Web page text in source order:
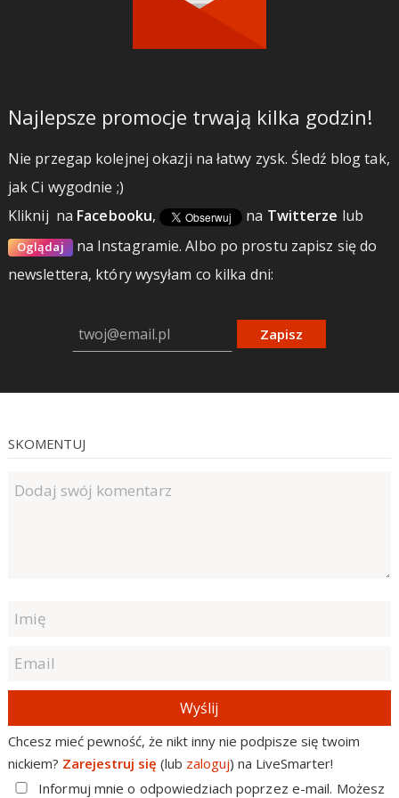
Najlepsze promocje trwają kilka godzin!
Nie przegap kolejnej okazji na łatwy zysk. Śledź blog tak,
jak Ci wygodnie ;)
Kliknij na Facebooku, na Twitterze lub
Oglądaj na Instagramie.Albo po prostu zapisz się do
newslettera, który wysyłam co kilka dni:
Zapisz
SKOMENTUJ
Wyślij
Chcesz mieć pewność, że nikt inny nie podpisze się twoim
nickiem? Zarejestruj się (lub zaloguj) na LiveSmarter!
Informuj mnie o odpowiedziach poprzez e-mail. Możesz